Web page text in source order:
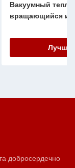
Вакуумный
вращающийся
добросердечно